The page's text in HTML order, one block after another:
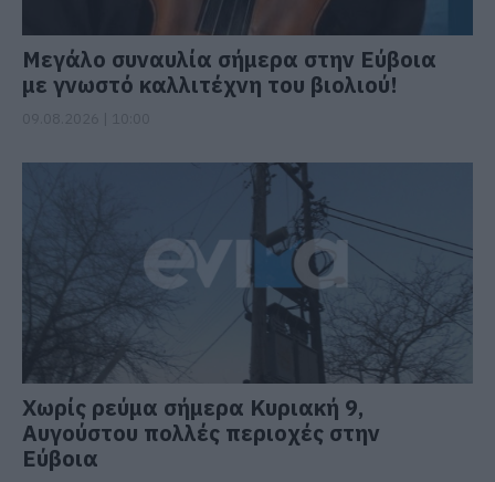
Μεγάλο συναυλία σήμερα στην Εύβοια
με γνωστό καλλιτέχνη του βιολιού!
Χωρίς ρεύμα σήμερα Κυριακή 9,
Αυγούστου πολλές περιοχές στην
Εύβοια